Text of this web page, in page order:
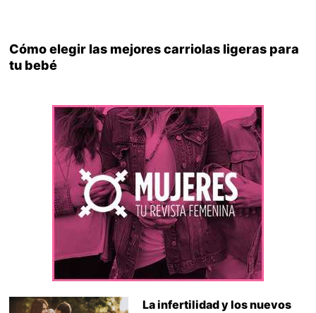
Cómo elegir las mejores carriolas ligeras para
tu bebé
La infertilidad y los nuevos